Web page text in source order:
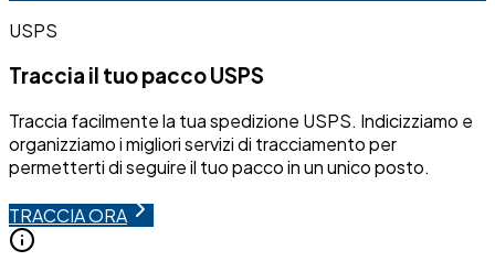
USPS
Traccia il tuo pacco USPS
Traccia facilmente la tua spedizione USPS. Indicizziamo e
organizziamo i migliori servizi di tracciamento per
permetterti di seguire il tuo pacco in un unico posto.
TRACCIA ORA